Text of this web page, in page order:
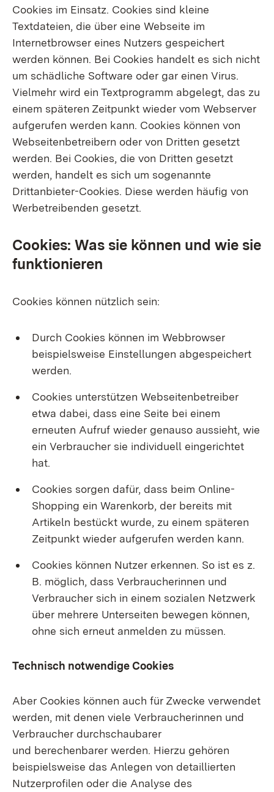
Cookies im Einsatz. Cookies sind kleine
Textdateien, die über eine Webseite im
Internetbrowser eines Nutzers gespeichert
werden können. Bei Cookies handelt es sich nicht
um schädliche Software oder gar einen Virus.
Vielmehr wird ein Textprogramm abgelegt, das zu
einem späteren Zeitpunkt wieder vom Webserver
aufgerufen werden kann. Cookies können von
Webseitenbetreibern oder von Dritten gesetzt
werden. Bei Cookies, die von Dritten gesetzt
werden, handelt es sich um sogenannte
Drittanbieter-Cookies. Diese werden häufig von
Werbetreibenden gesetzt.
Cookies: Was sie können und wie sie
funktionieren
Cookies können nützlich sein:
Durch Cookies können im Webbrowser
beispielsweise Einstellungen abgespeichert
werden.
Cookies unterstützen Webseitenbetreiber
etwa dabei, dass eine Seite bei einem
erneuten Aufruf wieder genauso aussieht, wie
ein Verbraucher sie individuell eingerichtet
hat.
Cookies sorgen dafür, dass beim Online-
Shopping ein Warenkorb, der bereits mit
Artikeln bestückt wurde, zu einem späteren
Zeitpunkt wieder aufgerufen werden kann.
Cookies können Nutzer erkennen. So ist es z.
B. möglich, dass Verbraucherinnen und
Verbraucher sich in einem sozialen Netzwerk
über mehrere Unterseiten bewegen können,
ohne sich erneut anmelden zu müssen.
Technisch notwendige Cookies
Aber Cookies können auch für Zwecke verwendet
werden, mit denen viele Verbraucherinnen und
Verbraucher durchschaubarer
und berechenbarer werden. Hierzu gehören
beispielsweise das Anlegen von detaillierten
Nutzerprofilen oder die Analyse des